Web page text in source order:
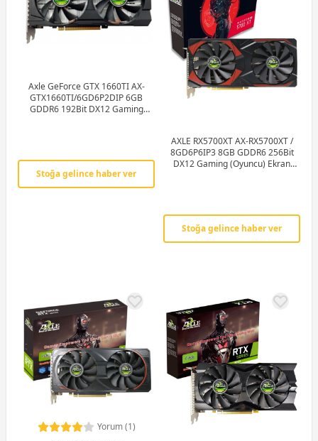
Axle GeForce GTX 1660TI AX-
GTX1660TI/6GD6P2DIP 6GB
GDDR6 192Bit DX12 Gaming
Stoğa gelince haber ver
AXLE RX5700XT AX-RX5700XT /
8GD6P6IP3 8GB GDDR6 256Bit
DX12 Gaming (Oyuncu) Ekran
Stoğa gelince haber ver
Yorum (1)